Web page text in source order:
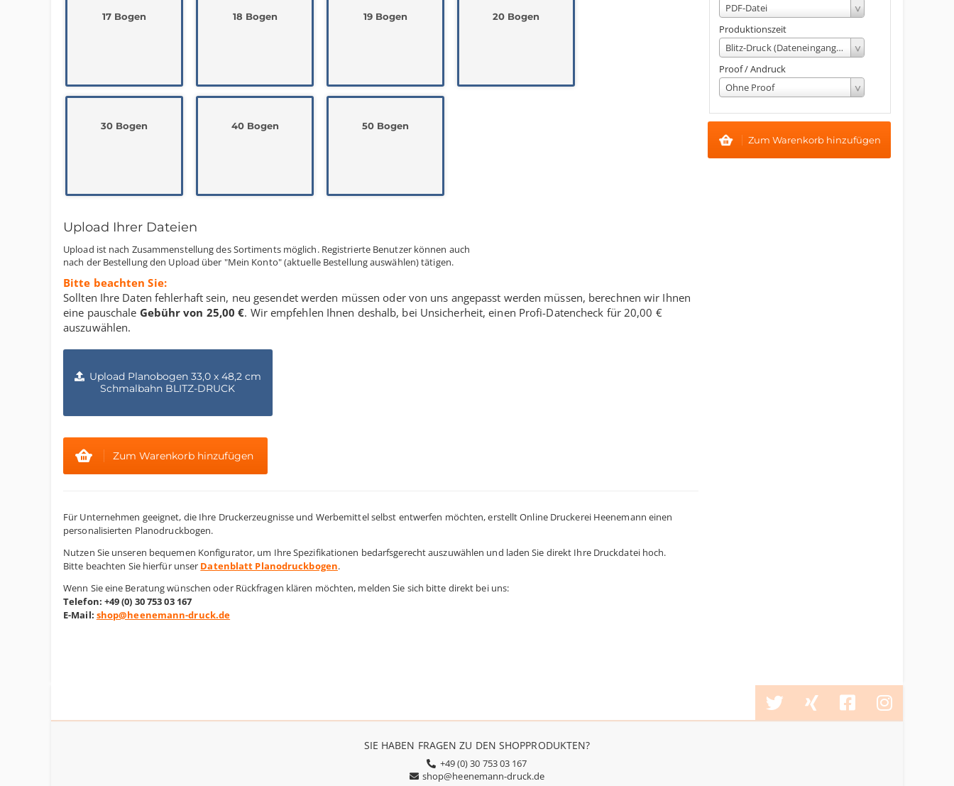
17 Bogen 18 Bogen 19 Bogen 20 Bogen
30 Bogen 40 Bogen 50 Bogen
Upload Ihrer Dateien
Upload ist nach Zusammenstellung des Sortiments möglich. Registrierte Benutzer können auch
nach der Bestellung den Upload über "Mein Konto" (aktuelle Bestellung auswählen) tätigen.
Bitte beachten Sie:
Sollten Ihre Daten fehlerhaft sein, neu gesendet werden müssen oder von uns angepasst werden müssen, berechnen wir Ihnen
eine pauschale Gebühr von 25,00 €. Wir empfehlen Ihnen deshalb, bei Unsicherheit, einen Profi-Datencheck für 20,00 €
auszuwählen.
Upload Planobogen 33,0 x 48,2 cm
Schmalbahn BLITZ-DRUCK
Zum Warenkorb hinzufügen
Für Unternehmen geeignet, die Ihre Druckerzeugnisse und Werbemittel selbst entwerfen möchten, erstellt Online Druckerei Heenemann einen
personalisierten Planodruckbogen.
Nutzen Sie unseren bequemen Konfigurator, um Ihre Spezifikationen bedarfsgerecht auszuwählen und laden Sie direkt Ihre Druckdatei hoch.
Bitte beachten Sie hierfür unser Datenblatt Planodruckbogen.
Wenn Sie eine Beratung wünschen oder Rückfragen klären möchten, melden Sie sich bitte direkt bei uns:
Telefon: +49 (0) 30 753 03 167
E-Mail: shop@heenemann-druck.de
PDF-Datei
Produktionszeit
Blitz-Druck (Dateneingang bis 13 Uhr, fertigstellung am gleichen Werktag)
Proof / Andruck
Ohne Proof
Zum Warenkorb hinzufügen
SIE HABEN FRAGEN ZU DEN SHOPPRODUKTEN?
+49 (0) 30 753 03 167
shop@heenemann-druck.de